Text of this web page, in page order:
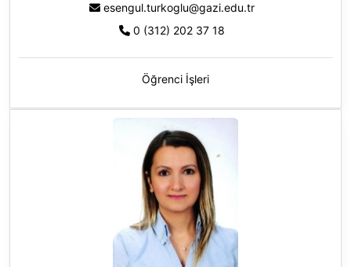
esengul.turkoglu@gazi.edu.tr
0 (312) 202 37 18
Öğrenci İşleri